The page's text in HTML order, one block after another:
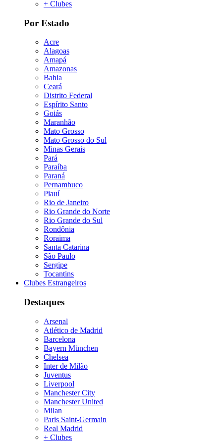
+ Clubes
Por Estado
Acre
Alagoas
Amapá
Amazonas
Bahia
Ceará
Distrito Federal
Espírito Santo
Goiás
Maranhão
Mato Grosso
Mato Grosso do Sul
Minas Gerais
Pará
Paraíba
Paraná
Pernambuco
Piauí
Rio de Janeiro
Rio Grande do Norte
Rio Grande do Sul
Rondônia
Roraima
Santa Catarina
São Paulo
Sergipe
Tocantins
Clubes Estrangeiros
Destaques
Arsenal
Atlético de Madrid
Barcelona
Bayern München
Chelsea
Inter de Milão
Juventus
Liverpool
Manchester City
Manchester United
Milan
Paris Saint-Germain
Real Madrid
+ Clubes